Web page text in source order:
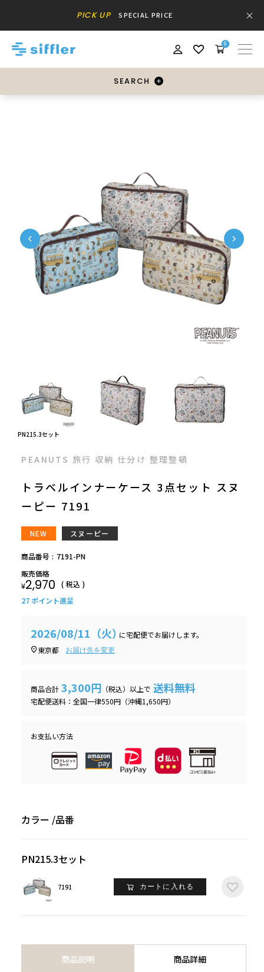
PICK UP SPECIAL PRICE
0
SEARCH
PN215.3セット
PEANUTS 旅行 収納 仕分け 整理整頓
トラベルインナーケース 3点セット スヌ
ーピー 7191
NEW スヌーピー
商品番号
7191-PN
販売価格
¥2,970
税込
27 ポイント進呈
2026/08/11（火）に宅配便でお届けします。
東京都
お届け先を変更
商品合計 3,300円 （税込）以上で 送料無料
宅配便送料：全国一律550円（沖縄1,650円）
お支払い方法
カラー 品番
PN215.3セット
7191 カートに入れる
商品説明 商品詳細